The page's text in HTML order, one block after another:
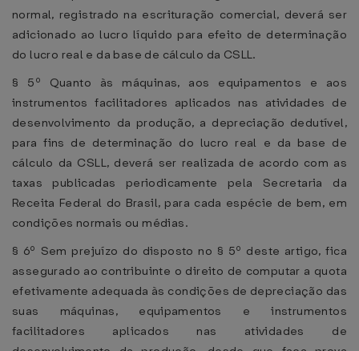
normal, registrado na escrituração comercial, deverá ser
adicionado ao lucro líquido para efeito de determinação
do lucro real e da base de cálculo da CSLL.
§ 5º Quanto às máquinas, aos equipamentos e aos
instrumentos facilitadores aplicados nas atividades de
desenvolvimento da produção, a depreciação dedutível,
para fins de determinação do lucro real e da base de
cálculo da CSLL, deverá ser realizada de acordo com as
taxas publicadas periodicamente pela Secretaria da
Receita Federal do Brasil, para cada espécie de bem, em
condições normais ou médias.
§ 6º Sem prejuízo do disposto no § 5º deste artigo, fica
assegurado ao contribuinte o direito de computar a quota
efetivamente adequada às condições de depreciação das
suas máquinas, equipamentos e instrumentos
facilitadores aplicados nas atividades de